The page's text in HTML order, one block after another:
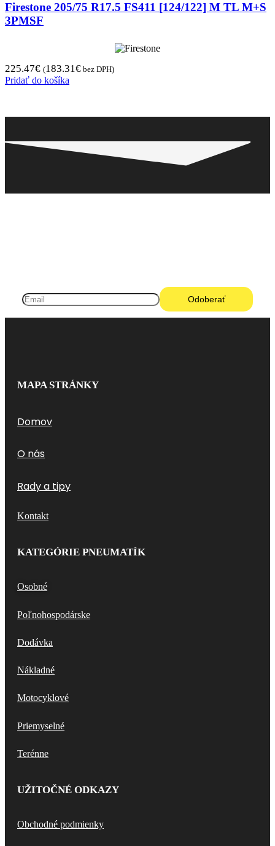
Firestone 205/75 R17.5 FS411 [124/122] M TL M+S
3PMSF
225.47€ (183.31€ bez DPH)
Pridať do košíka
MAPA STRÁNKY
Domov
O nás
Rady a tipy
Kontakt
KATEGÓRIE PNEUMATÍK
Osobné
Poľnohospodárske
Dodávka
Nákladné
Motocyklové
Priemyselné
Terénne
UŽITOČNÉ ODKAZY
Obchodné podmienky